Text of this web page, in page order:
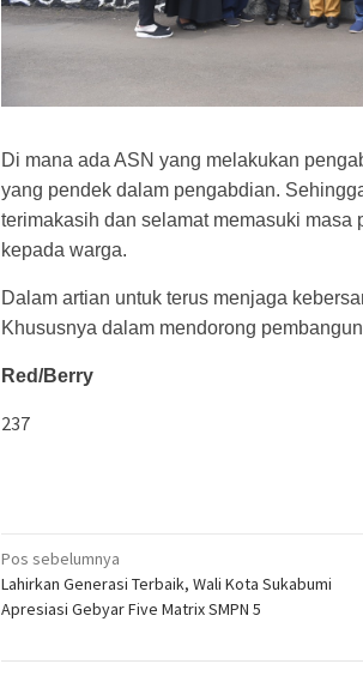
Di mana ada ASN yang melakukan
yang pendek dalam pengabdian.
terimakasih dan selamat memasuki
kepada warga.
Dalam artian untuk terus menjaga
Khususnya dalam mendorong
Red/Berry
237
Navigasi
pos
Pos sebelumnya
Lahirkan Generasi Terbaik, Wali Kota Sukabumi
Apresiasi Gebyar Five Matrix SMPN 5